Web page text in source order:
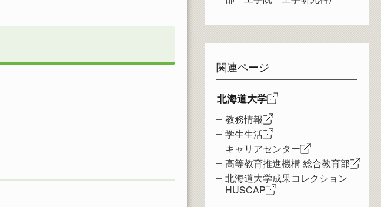
関連ページ
北海道大学
教務情報
学生生活
キャリアセンター
高等教育推進機構 総合教育部
北海道大学成果コレクション
HUSCAP